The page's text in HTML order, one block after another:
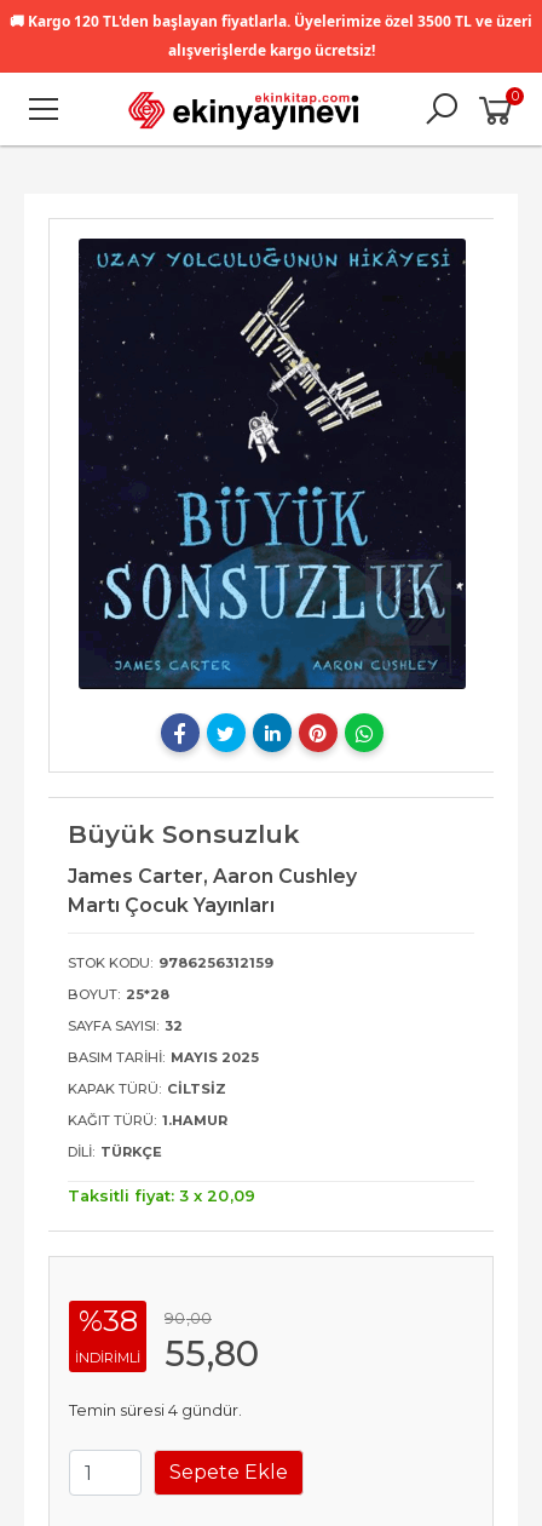
🚚 Kargo 120 TL'den başlayan fiyatlarla. Üyelerimize özel 3500 TL ve üzeri
alışverişlerde kargo ücretsiz!
0
Büyük Sonsuzluk
James Carter, Aaron Cushley
Martı Çocuk Yayınları
STOK KODU: 9786256312159
BOYUT: 25*28
SAYFA SAYISI: 32
BASIM TARIHI: MAYIS 2025
KAPAK TÜRÜ: CILTSIZ
KAĞIT TÜRÜ: 1.HAMUR
DILI: TÜRKÇE
Taksitli fiyat: 3 x 20,09
%38
INDIRIMLI
90,00
55,80
Temin süresi 4 gündür.
Sepete Ekle